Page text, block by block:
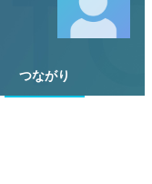
つながり